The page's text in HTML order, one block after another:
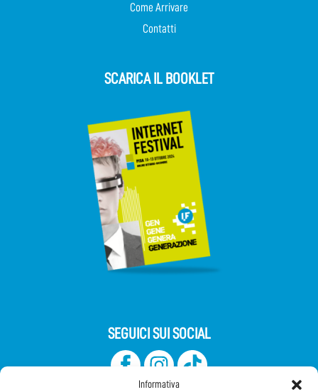
Informativa
Come Arrivare
Contatti
SCARICA IL BOOKLET
SEGUICI SUI SOCIAL